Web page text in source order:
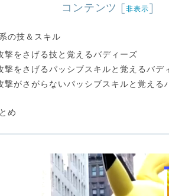
コンテンツ [非表示]
の技＆スキル
撃をさげる技と覚えるバディーズ
撃をさげるパッシブスキルと覚えるバデ
撃がさがらないパッシブスキルと覚える
め